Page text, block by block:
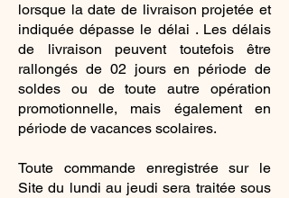
lorsque la date de livraison projetée et
indiquée dépasse le délai . Les délais
de livraison peuvent toutefois être
rallongés de 02 jours en période de
soldes ou de toute autre opération
promotionnelle, mais également en
période de vacances scolaires.
Toute commande enregistrée sur le
Site du lundi au jeudi sera traitée sous